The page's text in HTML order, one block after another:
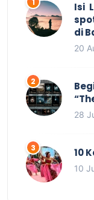
Isi
di
20
28
10
10